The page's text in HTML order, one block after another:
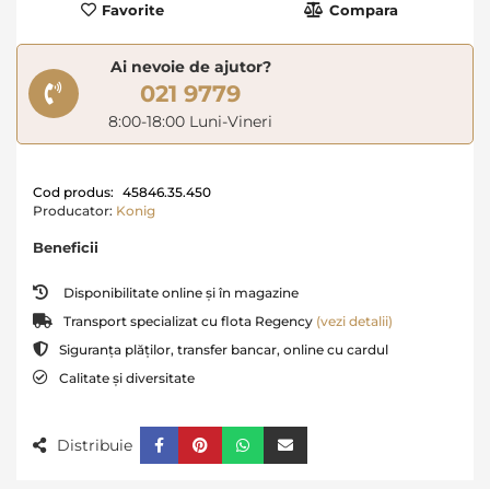
Favorite Compara
Ai nevoie de ajutor?
021 9779
8:00-18:00 Luni-Vineri
Cod produs: 45846.35.450
Producator: Konig
Beneficii
Disponibilitate online și în magazine
Transport specializat cu flota Regency (vezi detalii)
Siguranța plăților, transfer bancar, online cu cardul
Calitate și diversitate
Distribuie